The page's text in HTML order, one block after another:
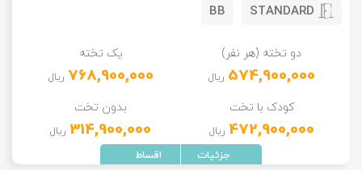
STANDARD
BB
دو تخته (هر نفر)
574,900,000 ریال
یک تخته
768,900,000 ریال
کودک با تخت
472,900,000 ریال
بدون تخت
314,900,000 ریال